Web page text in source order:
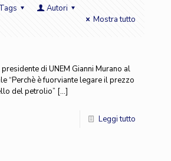
Tags
Autori
Mostra tutto
di UNEM Gianni Murano al
“Perchè è fuorviante legare il prezzo
del petrolio” […]
Leggi tutto